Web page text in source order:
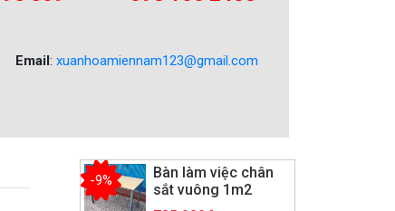
Email: xuanhoamiennam123@gmail.com
Bàn làm việc chân
sắt vuông 1m2
-9%